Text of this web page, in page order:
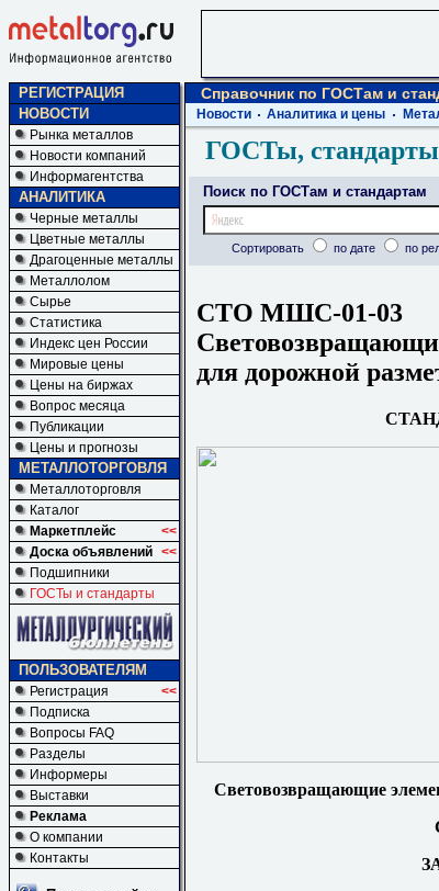
РЕГИСТРАЦИЯ
НОВОСТИ
Рынка металлов
Новости компаний
Информагентства
АНАЛИТИКА
Черные металлы
Цветные металлы
Драгоценные металлы
Металлолом
Сырье
Статистика
Индекс цен России
Мировые цены
Цены на биржах
Вопрос месяца
Публикации
Цены и прогнозы
МЕТАЛЛОТОРГОВЛЯ
Металлоторговля
Каталог
Маркетплейс
<<
Доска объявлений <<
Подшипники
ГОСТы и стандарты
ПОЛЬЗОВАТЕЛЯМ
Регистрация
<<
Подписка
Вопросы FAQ
Разделы
Информеры
Выставки
Реклама
О компании
Контакты
Справочник по ГОСТам и
Новости Аналитика и цены
ГОСТы,
Поиск по ГОСТам и стандартам
Сортировать по дате по
СТО МШС-01-03
для дорожной
Световозвращающие